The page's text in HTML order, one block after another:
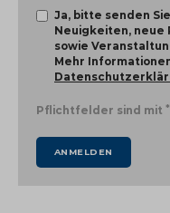
Ja, bitte senden
Neuigkeiten,
sowie
Mehr
Pflichtfelder sind mit *
ANMELDEN